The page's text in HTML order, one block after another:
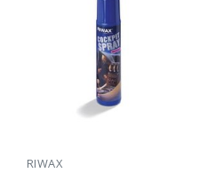
RIWAX